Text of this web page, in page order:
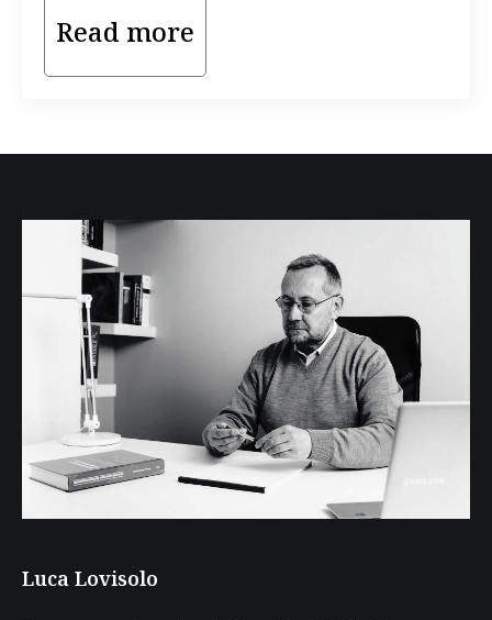
Read more
Luca Lovisolo